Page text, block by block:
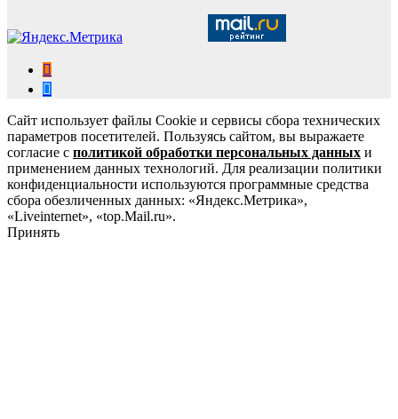
Сайт использует файлы Cookie и сервисы сбора технических
параметров посетителей. Пользуясь сайтом, вы выражаете
согласие с политикой обработки персональных данных и
применением данных технологий. Для реализации политики
конфиденциальности используются программные средства
сбора обезличенных данных: «Яндекс.Метрика»,
«Liveinternet», «top.Mail.ru».
Принять